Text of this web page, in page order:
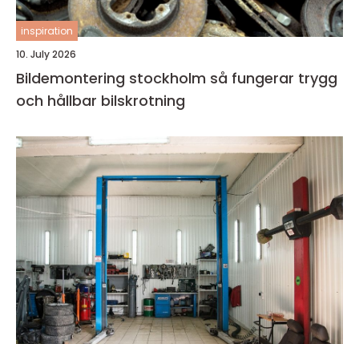
inspiration
10. July 2026
Bildemontering stockholm så fungerar trygg
och hållbar bilskrotning